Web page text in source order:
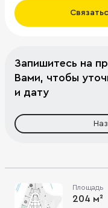
Запишитесь на
Вами, чтобы
и дату
Площадь
204 м²